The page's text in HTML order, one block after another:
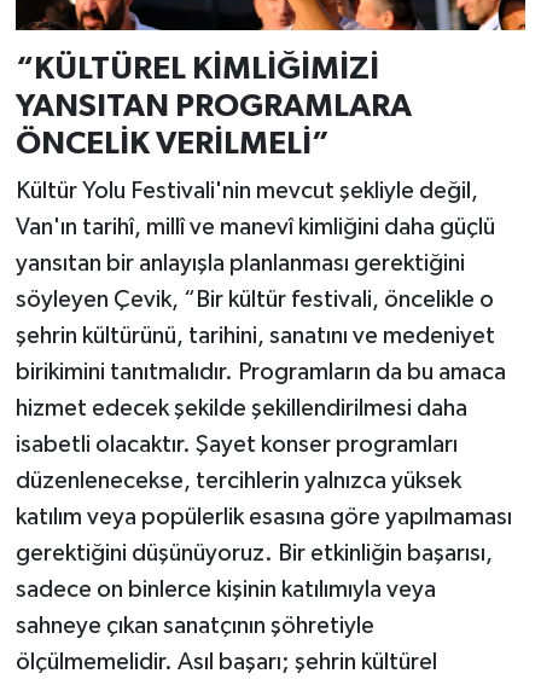
“KÜLTÜREL KİMLİĞİMİZİ
YANSITAN PROGRAMLARA
ÖNCELİK VERİLMELİ”
Kültür Yolu Festivali'nin mevcut şekliyle değil,
Van'ın tarihî, millî ve manevî kimliğini daha güçlü
yansıtan bir anlayışla planlanması gerektiğini
söyleyen Çevik, “Bir kültür festivali, öncelikle o
şehrin kültürünü, tarihini, sanatını ve medeniyet
birikimini tanıtmalıdır. Programların da bu amaca
hizmet edecek şekilde şekillendirilmesi daha
isabetli olacaktır. Şayet konser programları
düzenlenecekse, tercihlerin yalnızca yüksek
katılım veya popülerlik esasına göre yapılmaması
gerektiğini düşünüyoruz. Bir etkinliğin başarısı,
sadece on binlerce kişinin katılımıyla veya
sahneye çıkan sanatçının şöhretiyle
ölçülmemelidir. Asıl başarı; şehrin kültürel